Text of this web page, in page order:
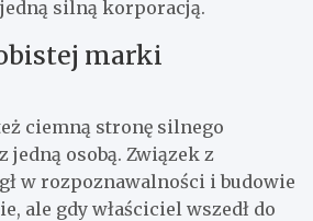
jedną silną korporacją.
marki
ciemną stronę silnego
osobą. Związek z
w rozpoznawalności i budowie
ale gdy właściciel wszedł do